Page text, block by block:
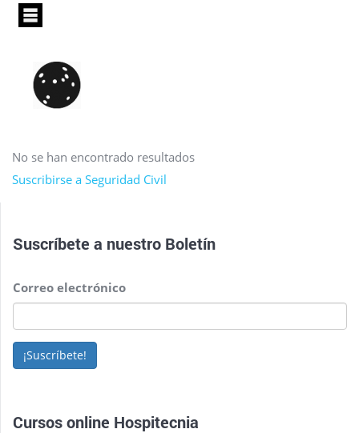
Pasar
principal
No se han encontrado resultados
Suscribirse a Seguridad Civil
Suscríbete a nuestro Boletín
Correo electrónico
¡Suscríbete!
Cursos online Hospitecnia